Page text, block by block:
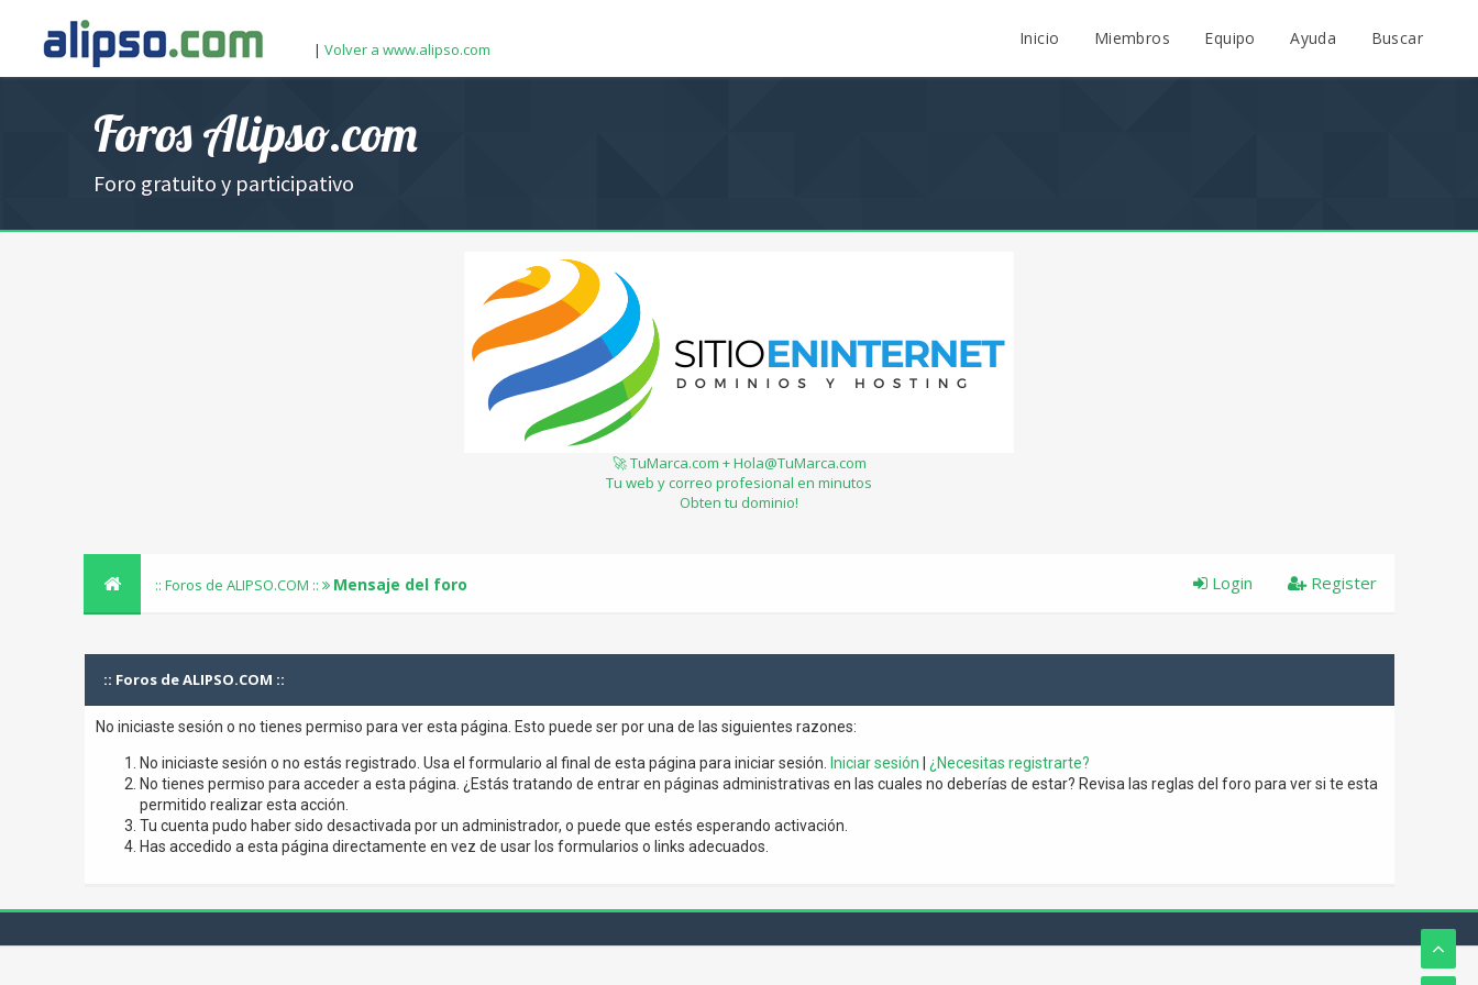
| Volver a www.alipso.com
Inicio Miembros Equipo Ayuda Buscar
Foros Alipso.com
Foro gratuito y participativo
🚀 TuMarca.com + Hola@TuMarca.com
Tu web y correo profesional en minutos
Obten tu dominio!
:: Foros de ALIPSO.COM :: Mensaje del foro Register
Login
:: Foros de ALIPSO.COM ::
No iniciaste sesión o no tienes permiso para ver esta página. Esto puede ser por una de las siguientes razones:
No iniciaste sesión o no estás registrado. Usa el formulario al final de esta página para iniciar sesión. Iniciar sesión
¿Necesitas registrarte?
No tienes permiso para acceder a esta página. ¿Estás tratando de entrar en páginas administrativas en las cuales no deberías de estar? Revisa las reglas del foro para ver si te esta
permitido realizar esta acción.
Tu cuenta pudo haber sido desactivada por un administrador, o puede que estés esperando activación.
Has accedido a esta página directamente en vez de usar los formularios o links adecuados.